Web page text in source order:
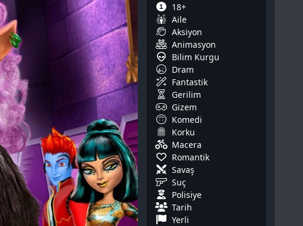
18+
Aile
Aksiyon
Animasyon
Bilim Kurgu
Dram
Fantastik
Gerilim
Gizem
Komedi
Korku
Macera
Romantik
Savaş
Suç
Polisiye
Tarih
Yerli